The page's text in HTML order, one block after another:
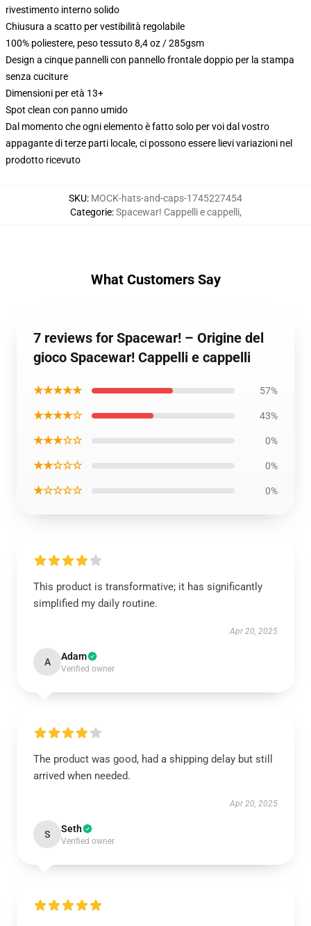
rivestimento interno solido
Chiusura a scatto per vestibilità regolabile
100% poliestere, peso tessuto 8,4 oz / 285gsm
Design a cinque pannelli con pannello frontale doppio per la stampa
senza cuciture
Dimensioni per età 13+
Spot clean con panno umido
Dal momento che ogni elemento è fatto solo per voi dal vostro
appagante di terze parti locale, ci possono essere lievi variazioni nel
prodotto ricevuto
SKU: MOCK-hats-and-caps-1745227454
Categorie:Spacewar! Cappelli e cappelli,
What Customers Say
7 reviews for Spacewar! – Origine del
gioco Spacewar! Cappelli e cappelli
★★★★★ 57%
★★★★☆ 43%
★★★☆☆ 0%
★★☆☆☆ 0%
★☆☆☆☆ 0%
This product is transformative; it has significantly
simplified my daily routine.
Apr 20, 2025
A Adam
Verified owner
The product was good, had a shipping delay but still
arrived when needed.
Apr 20, 2025
S Seth
Verified owner